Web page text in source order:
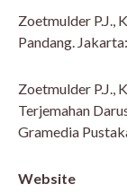
Zoetmulder P.J.,
Pandang.
Zoetmulder P.J.,
Terjemahan
Gramedia
Website